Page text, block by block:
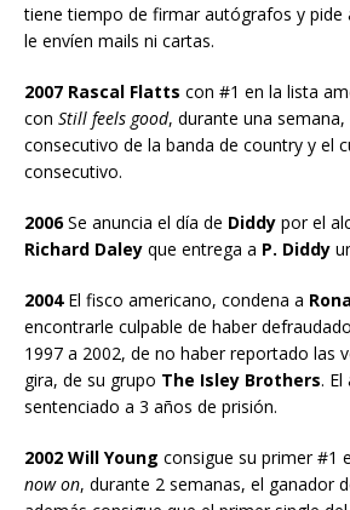
tiene tiempo de firmar autógrafos y pide
le envíen mails ni cartas.
2007 Rascal Flatts con #1 en la lista
con Still feels good, durante una semana,
consecutivo de la banda de country y el
consecutivo.
2006Se anuncia el día de Diddy por el
Richard Daley que entrega a P. Diddy
2004El fisco americano, condena a
encontrarle culpable de haber
1997 a 2002, de no haber reportado las
gira, de su grupo The Isley Brothers.
sentenciado a 3 años de prisión.
2002 Will Young consigue su primer #1
now on, durante 2 semanas, el ganador